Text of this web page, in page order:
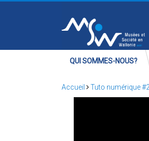
QUI SOMMES-NOUS?
Accueil Tuto numérique